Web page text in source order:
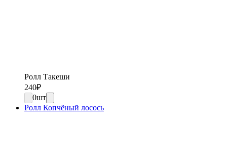
Ролл Такеши
240₽
0шт
Ролл Копчёный лосось